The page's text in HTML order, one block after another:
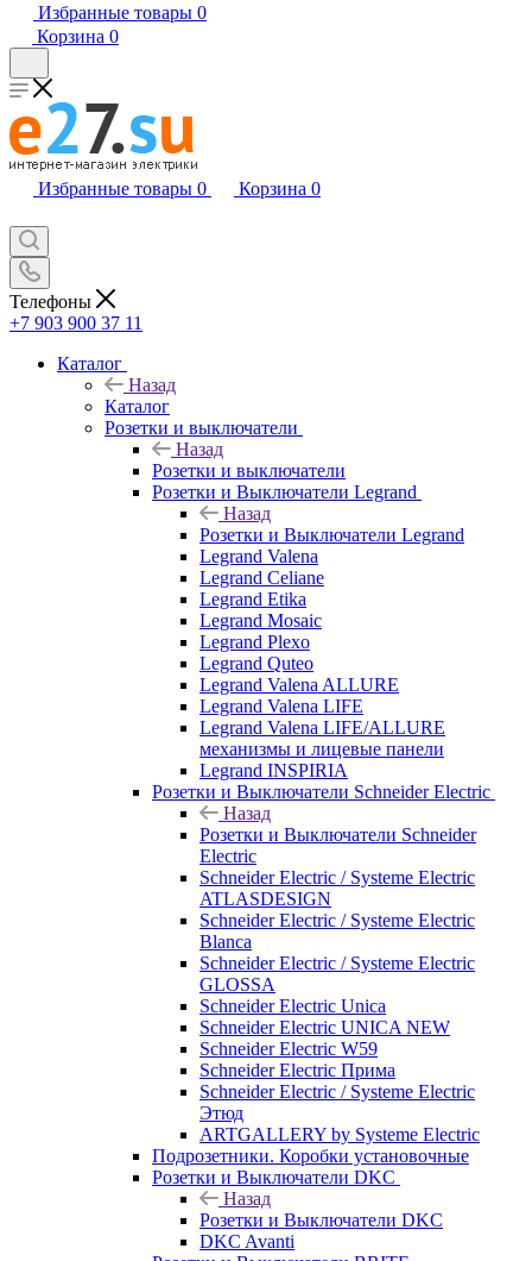
Избранные товары 0
Корзина 0
Избранные товары 0 Корзина 0
Телефоны
+7 903 900 37 11
Каталог
Назад
Каталог
Розетки и выключатели
Назад
Розетки и выключатели
Розетки и Выключатели Legrand
Назад
Розетки и Выключатели Legrand
Legrand Valena
Legrand Celiane
Legrand Etika
Legrand Mosaic
Legrand Plexo
Legrand Quteo
Legrand Valena ALLURE
Legrand Valena LIFE
Legrand Valena LIFE/ALLURE
механизмы и лицевые панели
Legrand INSPIRIA
Розетки и Выключатели Schneider Electric
Назад
Розетки и Выключатели Schneider
Electric
Schneider Electric / Systeme Electric
ATLASDESIGN
Schneider Electric / Systeme Electric
Blanca
Schneider Electric / Systeme Electric
GLOSSA
Schneider Electric Unica
Schneider Electric UNICA NEW
Schneider Electric W59
Schneider Electric Прима
Schneider Electric / Systeme Electric
Этюд
ARTGALLERY by Systeme Electric
Подрозетники. Коробки установочные
Розетки и Выключатели DKC
Назад
Розетки и Выключатели DKC
DKC Avanti